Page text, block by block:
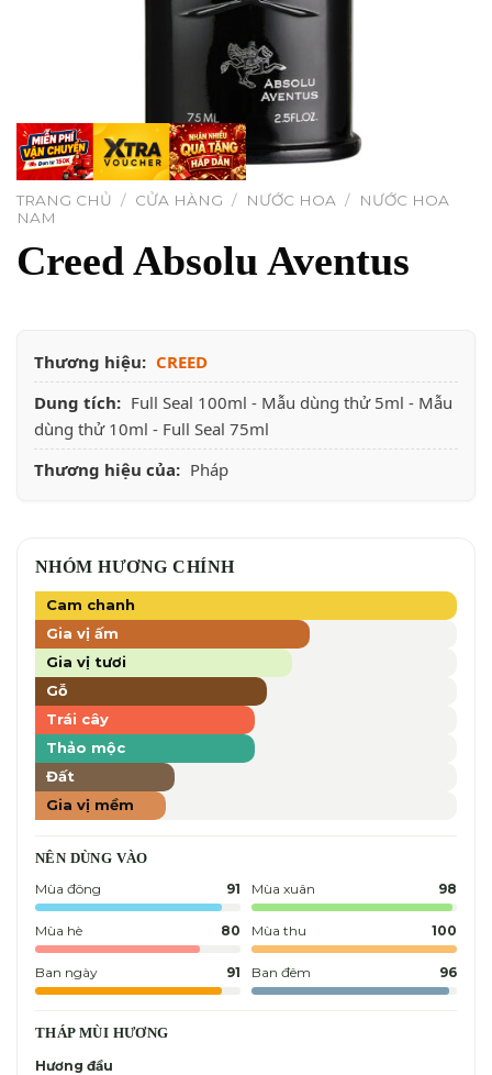
TRANG CHỦ / CỬA HÀNG / NƯỚC HOA /
NƯỚC HOA
NAM
Creed Absolu Aventus
Thương hiệu: CREED
Dung tích: Full Seal 100ml - Mẫu dùng thử 5ml - Mẫu
dùng thử 10ml - Full Seal 75ml
Thương hiệu của: Pháp
NHÓM HƯƠNG CHÍNH
Cam chanh
Gia vị ấm
Gia vị tươi
Gỗ
Trái cây
Thảo mộc
Đất
Gia vị mềm
NÊN DÙNG VÀO
Mùa đông
91 Mùa xuân 98
Mùa hè 80 Mùa thu 100
Ban ngày 91 Ban đêm 96
THÁP MÙI HƯƠNG
Hương đầu